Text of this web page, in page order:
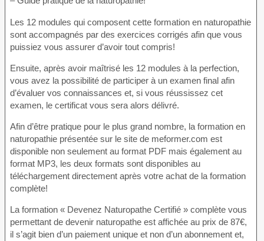
Les 12 modules qui composent cette formation en naturopathie
sont accompagnés par des exercices corrigés afin que vous
puissiez vous assurer d’avoir tout compris!
Ensuite, après avoir maîtrisé les 12 modules à la perfection,
vous avez la possibilité de participer à un examen final afin
d’évaluer vos connaissances et, si vous réussissez cet
examen, le certificat vous sera alors délivré.
Afin d’être pratique pour le plus grand nombre, la formation en
naturopathie présentée sur le site de meformer.com est
disponible non seulement au format PDF mais également au
format MP3, les deux formats sont disponibles au
téléchargement directement après votre achat de la formation
complète!
La formation « Devenez Naturopathe Certifié » complète vous
permettant de devenir naturopathe est affichée au prix de 87€,
il s’agit bien d’un paiement unique et non d’un abonnement et,